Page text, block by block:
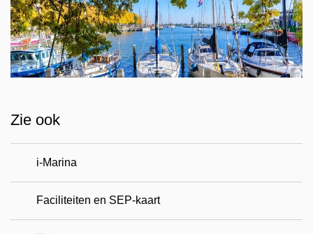
Zie ook
i-Marina
Faciliteiten en SEP-kaart